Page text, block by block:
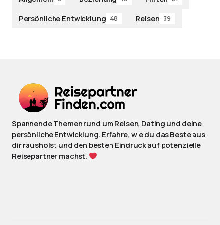
Persönliche Entwicklung 48 Reisen 39
Spannende Themen rund um Reisen, Dating und deine
persönliche Entwicklung. Erfahre, wie du das Beste aus
dir rausholst und den besten Eindruck auf potenzielle
Reisepartner machst.